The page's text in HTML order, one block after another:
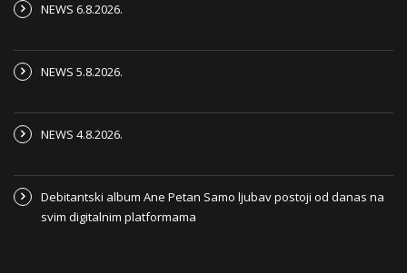
NEWS 6.8.2026.
NEWS 5.8.2026.
NEWS 4.8.2026.
Debitantski album Ane Petan Samo ljubav postoji od danas na
svim digitalnim platformama